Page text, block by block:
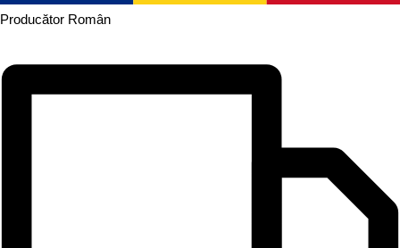
Producător Român